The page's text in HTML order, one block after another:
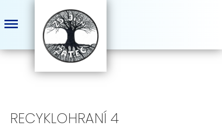
RECYKLOHRANÍ 4